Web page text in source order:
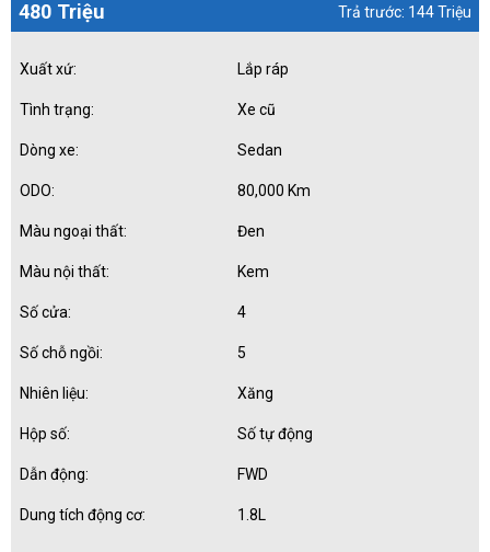
480 Triệu Trả trước: 144 Triệu
Xuất xứ: Lắp ráp
Tình trạng: Xe cũ
Dòng xe: Sedan
ODO: 80,000 Km
Màu ngoại thất: Đen
Màu nội thất: Kem
Số cửa: 4
Số chỗ ngồi: 5
Nhiên liệu: Xăng
Hộp số: Số tự động
Dẫn động: FWD
Dung tích động cơ: 1.8L